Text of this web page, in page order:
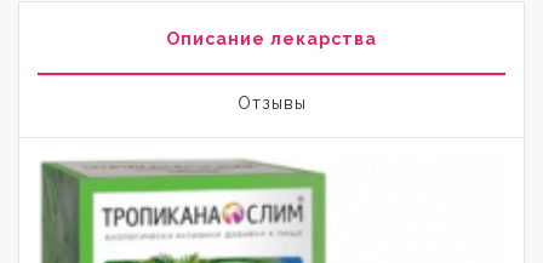
Описание лекарства
Отзывы